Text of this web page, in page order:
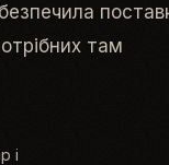
там
і